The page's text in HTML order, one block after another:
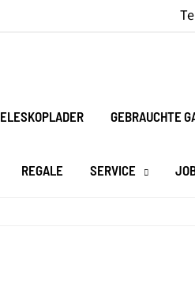
GEBRAUCHTE
REGALE SERVICE